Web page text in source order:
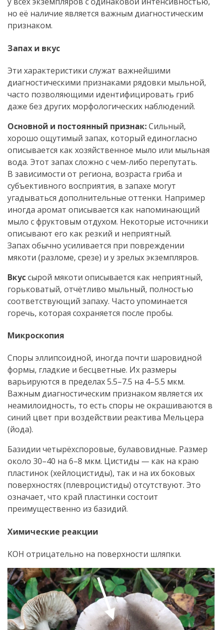
но её наличие является важным диагностическим
признаком.
Запах и вкус
Эти характеристики служат важнейшими
диагностическими признаками рядовки мыльной,
часто позволяющими идентифицировать гриб
даже без других морфологических наблюдений.
Основной и постоянный признак:Сильный,
хорошо ощутимый запах, который единогласно
описывается как хозяйственное мыло или мыльная
вода. Этот запах сложно с чем-либо перепутать.
В зависимости от региона, возраста гриба и
субъективного восприятия, в запахе могут
угадываться дополнительные оттенки. Например
иногда аромат описывается как напоминающий
мыло с фруктовым отдухом. Некоторые источники
описывают его как резкий и неприятный.
Запах обычно усиливается при повреждении
мякоти (разломе, срезе) и у зрелых экземпляров.
Вкуссырой мякоти описывается как неприятный,
горьковатый, отчётливо мыльный, полностью
соответствующий запаху. Часто упоминается
горечь, которая сохраняется после пробы.
Микроскопия
Споры эллипсоидной, иногда почти шаровидной
формы, гладкие и бесцветные. Их размеры
варьируются в пределах 5.5–7.5 на 4–5.5 мкм.
Важным диагностическим признаком является их
неамилоидность, то есть споры не окрашиваются в
синий цвет при воздействии реактива Мельцера
(йода).
Базидии четырёхспоровые, булавовидные. Размер
около 30–40 на 6–8 мкм. Цистиды — как на краю
пластинок (хейлоцистиды), так и на их боковых
поверхностях (плевроцистиды) отсутствуют. Это
означает, что край пластинки состоит
преимущественно из базидий.
Химические реакции
KOH отрицательно на поверхности шляпки.